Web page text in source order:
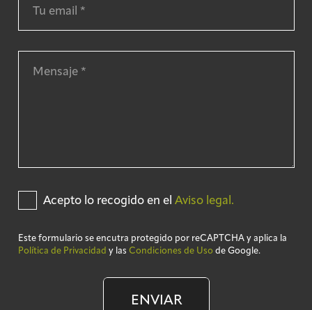
Acepto lo recogido en el Aviso legal.
Este formulario se encutra protegido por reCAPTCHA y aplica la
Política de Privacidad y las Condiciones de Uso de Google.
ENVIAR